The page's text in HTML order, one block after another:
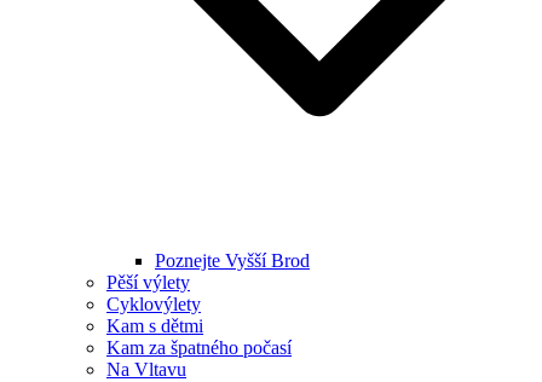
Poznejte Vyšší Brod
Pěší výlety
Cyklovýlety
Kam s dětmi
Kam za špatného počasí
Na Vltavu